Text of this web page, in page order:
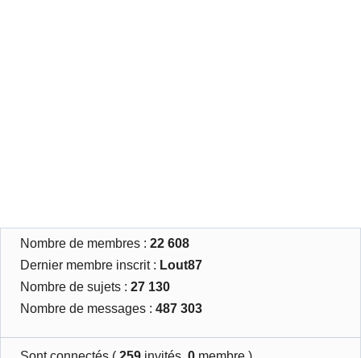
Nombre de membres :22 608
Dernier membre inscrit : Lout87
Nombre de sujets :27 130
Nombre de messages :487 303